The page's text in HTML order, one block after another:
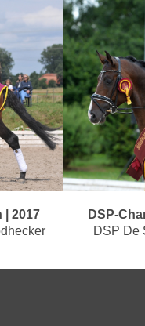
| 2017
DSP-
DSP De